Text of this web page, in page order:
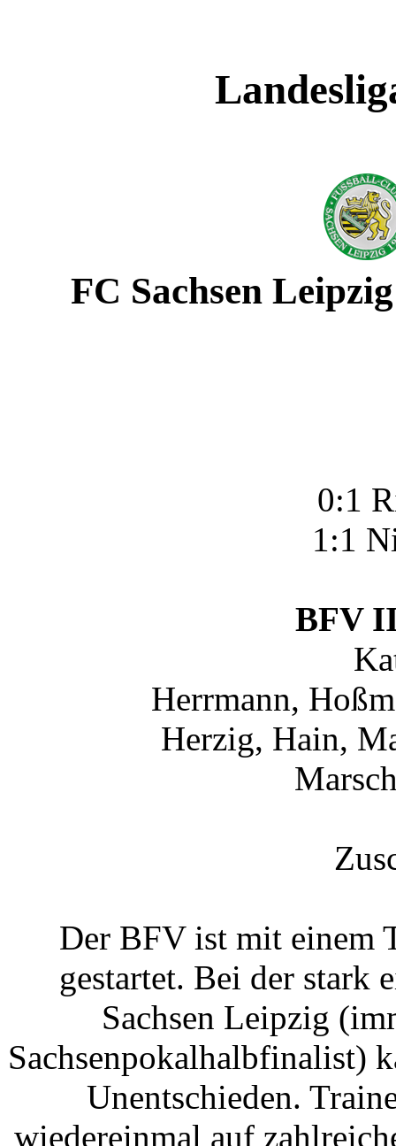
FC Sachsen
0:1
1:1
BFV
Herrmann,
Herzig, Hain,
Der BFV ist mit einem
gestartet. Bei der stark
Sachsen Leipzig
Sachsenpokalhalbfinalist)
Unentschieden.
wiedereinmal auf